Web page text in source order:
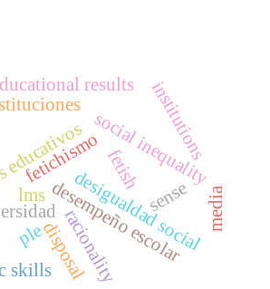
fetichismo
desempeño escolar
social inequality
desigualdad social
racionality
institutions
fetish
disposal
results
media
skills
ple
lms sense